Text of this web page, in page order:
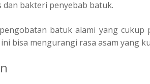
dan bakteri penyebab batuk.
batuk alami yang
ini bisa mengurangi rasa asam yang